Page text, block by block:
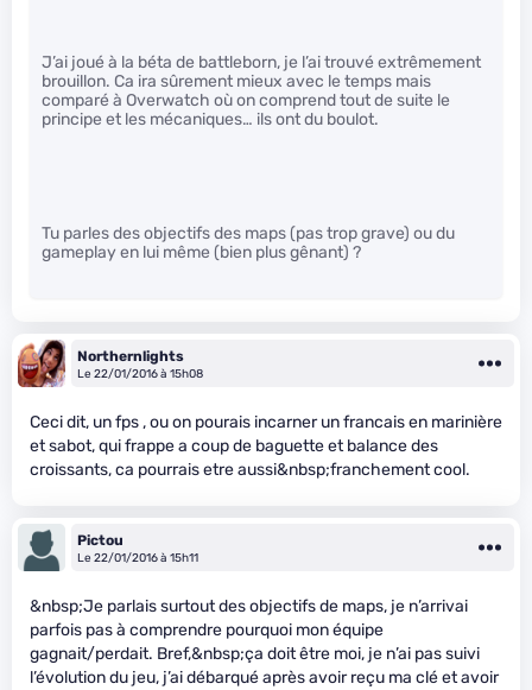
J’ai joué à la béta de battleborn, je l’ai trouvé extrêmement
brouillon. Ca ira sûrement mieux avec le temps mais
comparé à Overwatch où on comprend tout de suite le
principe et les mécaniques… ils ont du boulot.
Tu parles des objectifs des maps (pas trop grave) ou du
gameplay en lui même (bien plus gênant) ?
Northernlights
Le 22/01/2016 à 15h08
Ceci dit, un fps , ou on pourais incarner un francais en marinière
et sabot, qui frappe a coup de baguette et balance des
croissants, ca pourrais etre aussi&nbsp;franchement cool.
Pictou
Le 22/01/2016 à 15h11
&nbsp;Je parlais surtout des objectifs de maps, je n’arrivai
parfois pas à comprendre pourquoi mon équipe
gagnait/perdait. Bref,&nbsp;ça doit être moi, je n’ai pas suivi
l’évolution du jeu, j’ai débarqué après avoir reçu ma clé et avoir